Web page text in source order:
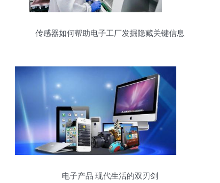
传感器如何帮助电子工厂发掘隐藏关键信息
电子产品 现代生活的双刃剑